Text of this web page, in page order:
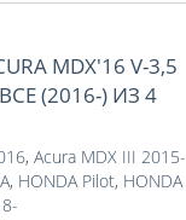
MDX'16 V-3,5
(2016-) ИЗ 4
, Acura MDX III 2015-
, HONDA Pilot, HONDA